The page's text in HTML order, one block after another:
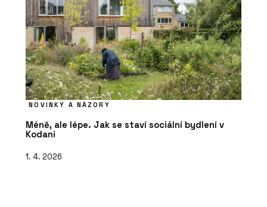
NOVINKY A NÁZORY
Méně, ale lépe. Jak se staví sociální bydlení v
Kodani
1. 4. 2026